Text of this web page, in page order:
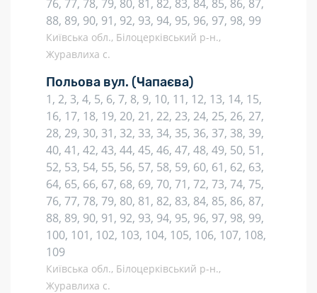
76, 77, 78, 79, 80, 81, 82, 83, 84, 85, 86, 87,
88, 89, 90, 91, 92, 93, 94, 95, 96, 97, 98, 99
Київська обл., Білоцерківський р-н.,
Журавлиха с.
Польова вул. (Чапаєва)
1, 2, 3, 4, 5, 6, 7, 8, 9, 10, 11, 12, 13, 14, 15,
16, 17, 18, 19, 20, 21, 22, 23, 24, 25, 26, 27,
28, 29, 30, 31, 32, 33, 34, 35, 36, 37, 38, 39,
40, 41, 42, 43, 44, 45, 46, 47, 48, 49, 50, 51,
52, 53, 54, 55, 56, 57, 58, 59, 60, 61, 62, 63,
64, 65, 66, 67, 68, 69, 70, 71, 72, 73, 74, 75,
76, 77, 78, 79, 80, 81, 82, 83, 84, 85, 86, 87,
88, 89, 90, 91, 92, 93, 94, 95, 96, 97, 98, 99,
100, 101, 102, 103, 104, 105, 106, 107, 108,
109
Київська обл., Білоцерківський р-н.,
Журавлиха с.